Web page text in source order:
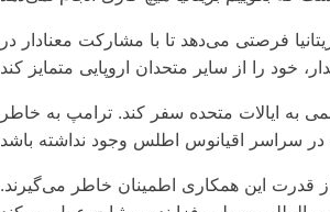
فرصتی می‌دهد تا با مشارکت معنادار در
به ایالات متحده سفر کند. ترامپ به خاطر
قدرت این همکاری اطمینان خاطر می‌گیرند.